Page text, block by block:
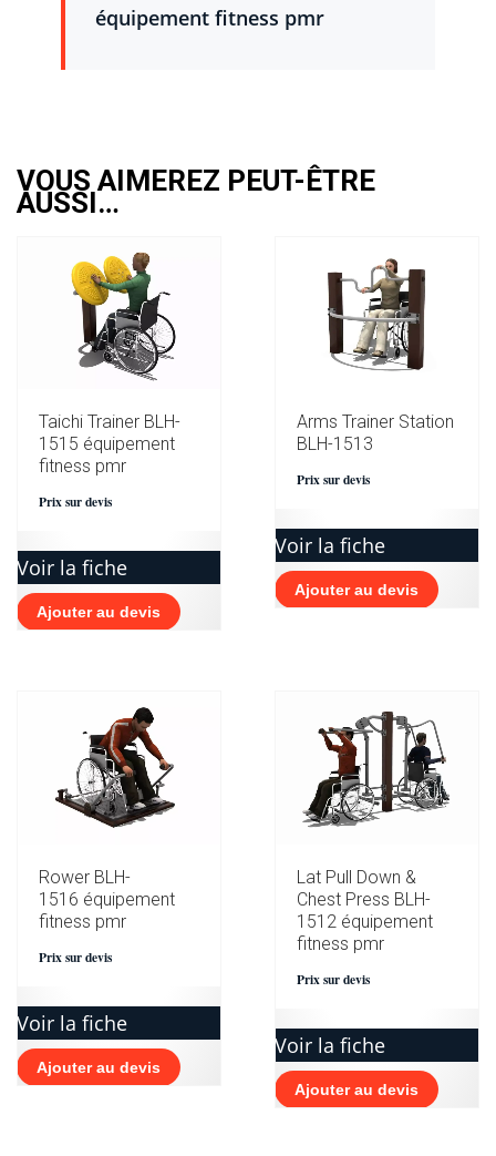
équipement fitness pmr
VOUS AIMEREZ PEUT-ÊTRE
AUSSI…
Taichi Trainer BLH-
1515 équipement
fitness pmr
Prix sur devis
Voir la fiche
Ajouter au devis
Arms Trainer Station
BLH-1513
Prix sur devis
Voir la fiche
Ajouter au devis
Rower BLH-
1516 équipement
fitness pmr
Prix sur devis
Voir la fiche
Ajouter au devis
Lat Pull Down &
Chest Press BLH-
1512 équipement
fitness pmr
Prix sur devis
Voir la fiche
Ajouter au devis